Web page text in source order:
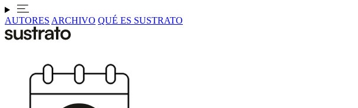
AUTORES ARCHIVO QUÉ ES SUSTRATO